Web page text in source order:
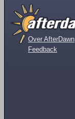
Over AfterDawn
Feedback